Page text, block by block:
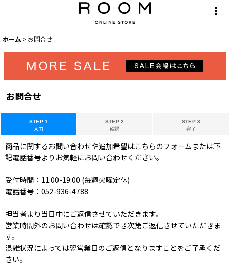
ホーム > お問合せ
お問合せ
STEP 1
入力
STEP 2
確認
STEP 3
完了
商品に関するお問い合わせや追加希望はこちらのフォームまたは下
記電話番号よりお気軽にお問い合わせください。
受付時間：11:00-19:00 (毎週火曜定休)
電話番号：052-936-4788
担当者より当日中にご返信させていただきます。
営業時間外のお問い合わせは確認でき次第ご返信させていただきま
す。
混雑状況によっては翌営業日のご返信となりますことをご了承くだ
さい。